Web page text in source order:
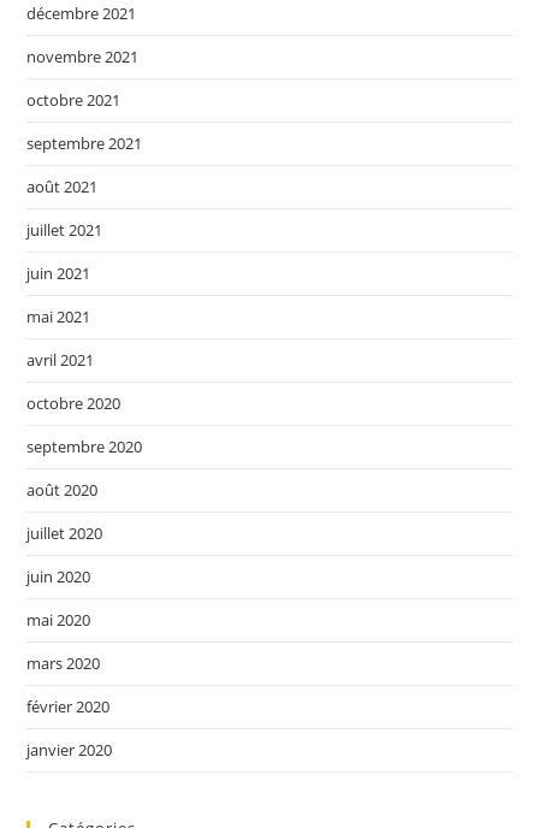
décembre 2021
novembre 2021
octobre 2021
septembre 2021
août 2021
juillet 2021
juin 2021
mai 2021
avril 2021
octobre 2020
septembre 2020
août 2020
juillet 2020
juin 2020
mai 2020
mars 2020
février 2020
janvier 2020